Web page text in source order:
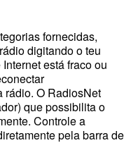
fornecidas,
digitando o teu
está fraco ou
rádio. O RadiosNet
que possibilita o
Controle a
pela barra de